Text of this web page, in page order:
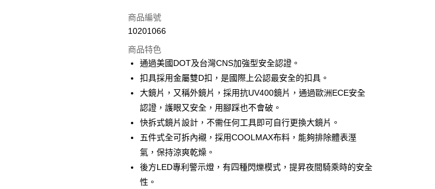
合作金庫商業銀行
華南商業銀行
上海商業儲蓄銀行
國泰世華商業銀行
兆豐國際商業銀行
臺灣中小企業銀行
台中商業銀行
聯邦商業銀行
遠東國際商業銀行
元大商業銀行
永豐商業銀行
玉山商業銀行
星展（台灣）商業銀行
台新國際商業銀行
中國信託商業銀行
台灣樂天信用卡公司
超商取貨付款
LINE Pay
Apple Pay
街口支付
悠遊付
Google Pay
全盈+PAY
大哥付你分期
商品編號
10201066
商品特色
通過美國DOT及台灣CNS加強型安全認證。
扣具採用金屬雙D扣，是國際上公認最安全的扣具。
大鏡片，又稱外鏡片，採用抗UV400鏡片，通過歐洲ECE安全
認證，護眼又安全，用腳踩也不會破。
快拆式鏡片設計，不需任何工具即可自行更換大鏡片。
五件式全可拆內襯，採用COOLMAX布料，能夠排除體表溼
氣，保持涼爽乾燥。
後方LED專利警示燈，有四種閃爍模式，提昇夜間騎乘時的安全
性。